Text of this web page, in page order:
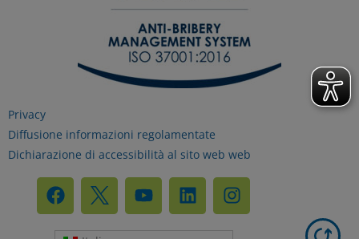
Privacy
Diffusione informazioni regolamentate
Dichiarazione di accessibilità al sito web web
Per maggiori informazioni consulta la
Informativa sui dati personali e cookie
RIFIUTA TUTTI
GESTISCI I TUOI COOKIES